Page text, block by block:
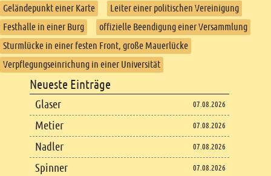
Geländepunkt einer Karte
Leiter einer politischen Vereinigung
Festhalle in einer Burg
offizielle Beendigung einer Versammlung
Sturmlücke in einer festen Front, große Mauerlücke
Verpflegungseinrichung in einer Universität
Footer content
Neueste Einträge
Glaser 07.08.2026
Metier 07.08.2026
Nadler 07.08.2026
Spinner 07.08.2026